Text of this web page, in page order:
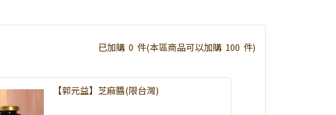
已加購 0 件(本區商品可以加購 100 件)
【郭元益】芝麻醬(限台灣)